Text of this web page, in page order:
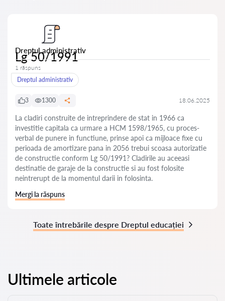
Dreptul administrativ
Lg 50/1991
1 răspuns
Dreptul administrativ
3 1300 18.06.2025
La cladiri construite de intreprindere de stat in 1966 ca
investitie capitala ca urmare a HCM 1598/1965, cu proces-
verbal de punere in functiune, prinse apoi ca mijloace fixe cu
perioada de amortizare pana in 2056 trebui scoasa autorizatie
de constructie conform Lg 50/1991? Cladirile au aceeasi
destinatie de garaje de la constructie si au fost folosite
neintrerupt de la momentul darii in folosinta.
Mergi la răspuns
Toate întrebările despre Dreptul educației
Ultimele articole